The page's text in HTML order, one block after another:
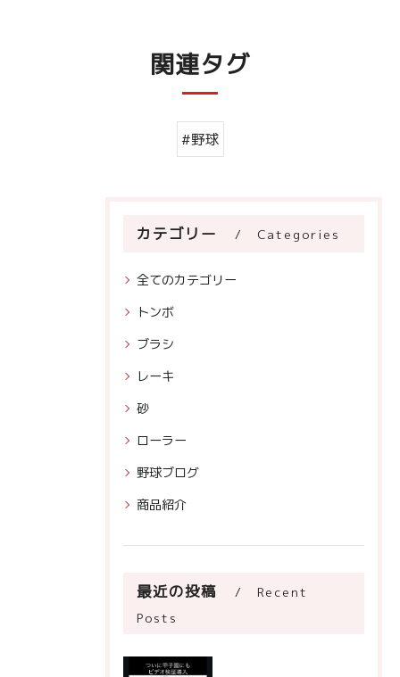
関連タグ
#野球
カテゴリー Categories
全てのカテゴリー
トンボ
ブラシ
レーキ
砂
ローラー
野球ブログ
商品紹介
最近の投稿
Recent
Posts